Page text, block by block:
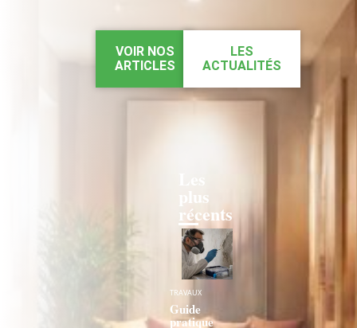
VOIR NOS
ARTICLES
LES
ACTUALITÉS
plus
récents
TRAVAUX
Guide
pratique